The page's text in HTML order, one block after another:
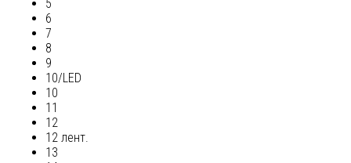
5
6
7
8
9
10/LED
10
11
12
12 лент.
13